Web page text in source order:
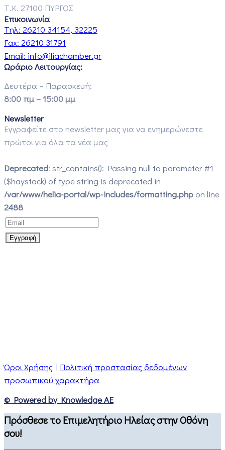
Τ.Κ. 27100 ΠΥΡΓΟΣ
Επικοινωνία
Τηλ: 26210 34154, 32225
Fax: 26210 31791
Email: info@iliachamber.gr
Ωράριο Λειτουργίας:
Δευτέρα – Παρασκευή:
8:00 πμ – 15:00 μμ
Newsletter
Εγγραφείτε στο newsletter μας για να ενημερώνεστε
πρώτοι για όλα τα νέα μας
Deprecated: str_contains(): Passing null to parameter #1
($haystack) of type string is deprecated in
/var/www/helia-portal/wp-includes/formatting.php on line
2488
Όροι Χρήσης | Πολιτική προστασίας δεδομένων
προσωπικού χαρακτήρα
© Powered by Knowledge AE
Πρόσθεσε το Επιμελητήριο Ηλείας στην Οθόνη
σου!